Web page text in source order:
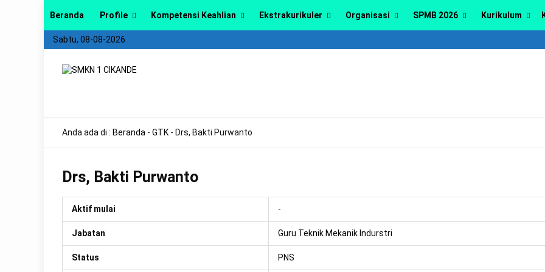
Beranda Profile Kompetensi Keahlian Ekstrakurikuler Organisasi SPMB 2026 Kurikulum
Sabtu, 08-08-2026
Anda ada di : Beranda - GTK - Drs, Bakti Purwanto
Drs, Bakti Purwanto
Aktif mulai -
Jabatan Guru Teknik Mekanik Indurstri
Status PNS